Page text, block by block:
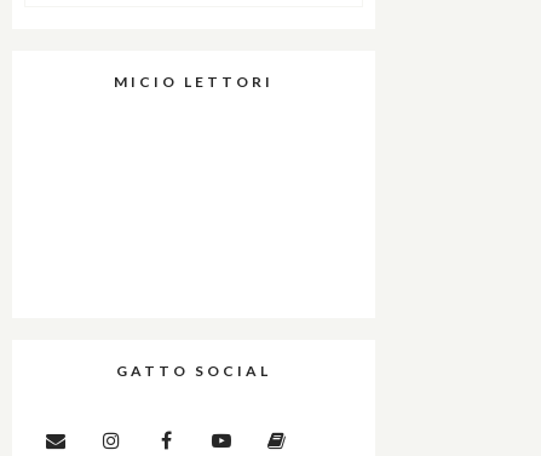
MICIO LETTORI
GATTO SOCIAL